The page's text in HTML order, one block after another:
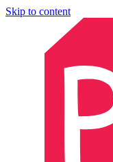
Skip to content